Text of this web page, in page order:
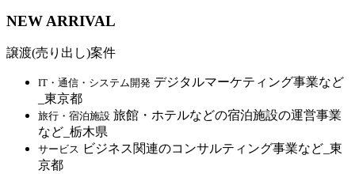
NEW ARRIVAL
譲渡(売り出し)案件
IT・通信・システム開発 デジタルマーケティング事業など
_東京都
旅行・宿泊施設 旅館・ホテルなどの宿泊施設の運営事業
など_栃木県
サービス ビジネス関連のコンサルティング事業など_東
京都